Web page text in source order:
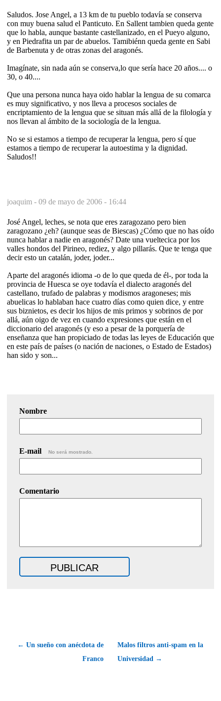
Saludos. Jose Angel, a 13 km de tu pueblo todavía se conserva
con muy buena salud el Panticuto. En Sallent tambien queda gente
que lo habla, aunque bastante castellanizado, en el Pueyo alguno,
y en Piedrafita un par de abuelos. Tamibiénn queda gente en Sabi
de Barbenuta y de otras zonas del aragonés.
Imagínate, sin nada aún se conserva,lo que sería hace 20 años.... o
30, o 40....
Que una persona nunca haya oido hablar la lengua de su comarca
es muy significativo, y nos lleva a procesos sociales de
encriptamiento de la lengua que se situan más allá de la filología y
nos llevan al ámbito de la sociología de la lengua.
No se si estamos a tiempo de recuperar la lengua, pero sí que
estamos a tiempo de recuperar la autoestima y la dignidad.
Saludos!!
joaquim - 09 de mayo de 2006 - 16:44
José Angel, leches, se nota que eres zaragozano pero bien
zaragozano ¿eh? (aunque seas de Biescas) ¿Cómo que no has oído
nunca hablar a nadie en aragonés? Date una vueltecica por los
valles hondos del Pirineo, rediez, y algo pillarás. Que te tenga que
decir esto un catalán, joder, joder...
Aparte del aragonés idioma -o de lo que queda de él-, por toda la
provincia de Huesca se oye todavía el dialecto aragonés del
castellano, trufado de palabras y modismos aragoneses; mis
abuelicas lo hablaban hace cuatro días como quien dice, y entre
sus biznietos, es decir los hijos de mis primos y sobrinos de por
allá, aún oigo de vez en cuando expresiones que están en el
diccionario del aragonés (y eso a pesar de la porquería de
enseñanza que han propiciado de todas las leyes de Educación que
en este país de países (o nación de naciones, o Estado de Estados)
han sido y son...
Nombre
E-mail No será mostrado.
Comentario
← Un sueño con anécdota de
Franco
Malos filtros anti-spam en la
Universidad →